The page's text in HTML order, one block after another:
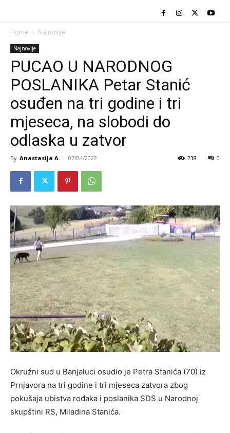
Home Najnovije
Najnovije
PUCAO U NARODNOG
POSLANIKA Petar Stanić
osuđen na tri godine i tri
mjeseca, na slobodi do
odlaska u zatvor
By Anastasija A. - 07/04/2022 0
238
Okružni sud u Banjaluci osudio je Petra Stanića (70) iz
Prnjavora na tri godine i tri mjeseca zatvora zbog
pokušaja ubistva rođaka i poslanika SDS u Narodnoj
skupštini RS, Miladina Stanića.